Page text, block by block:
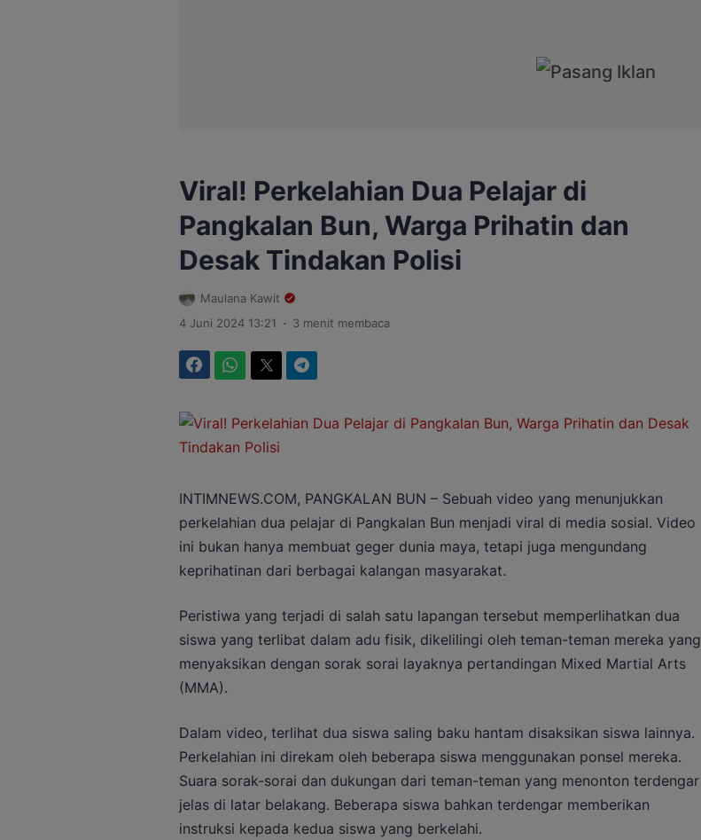
Viral! Perkelahian Dua Pelajar di
Pangkalan Bun, Warga Prihatin dan
Desak Tindakan Polisi
Maulana Kawit
4 Juni 2024 13:21
. 3 menit membaca
INTIMNEWS.COM, PANGKALAN BUN – Sebuah video yang menunjukkan
perkelahian dua pelajar di Pangkalan Bun menjadi viral di media sosial. Video
ini bukan hanya membuat geger dunia maya, tetapi juga mengundang
keprihatinan dari berbagai kalangan masyarakat.
Peristiwa yang terjadi di salah satu lapangan tersebut memperlihatkan dua
siswa yang terlibat dalam adu fisik, dikelilingi oleh teman-teman mereka yang
menyaksikan dengan sorak sorai layaknya pertandingan Mixed Martial Arts
(MMA).
Dalam video, terlihat dua siswa saling baku hantam disaksikan siswa lainnya.
Perkelahian ini direkam oleh beberapa siswa menggunakan ponsel mereka.
Suara sorak-sorai dan dukungan dari teman-teman yang menonton terdengar
jelas di latar belakang. Beberapa siswa bahkan terdengar memberikan
instruksi kepada kedua siswa yang berkelahi.